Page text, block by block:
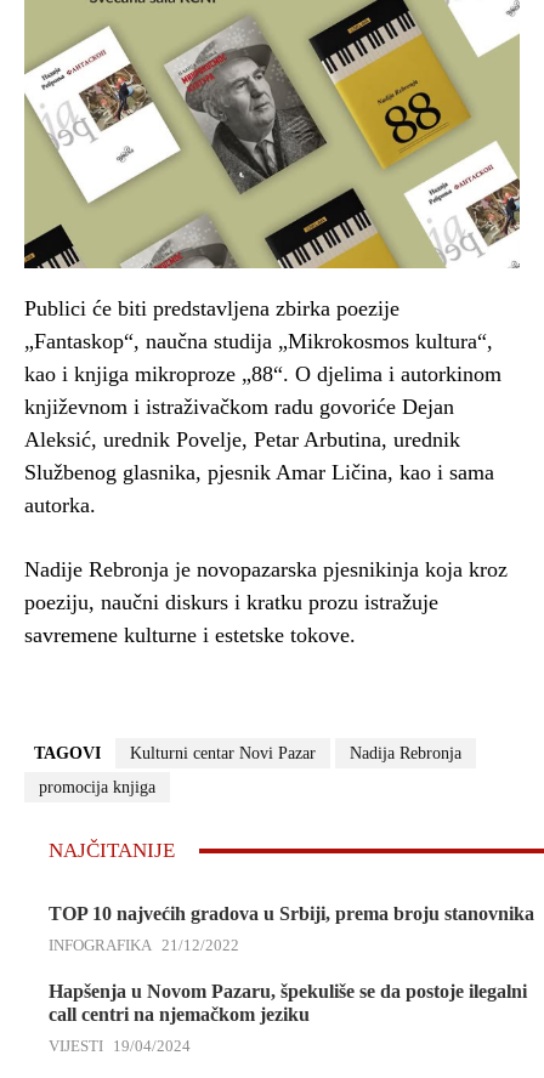
Publici će biti predstavljena zbirka poezije
„Fantaskop“, naučna studija „Mikrokosmos kultura“,
kao i knjiga mikroproze „88“. O djelima i autorkinom
književnom i istraživačkom radu govoriće Dejan
Aleksić, urednik Povelje, Petar Arbutina, urednik
Službenog glasnika, pjesnik Amar Ličina, kao i sama
autorka.
Nadije Rebronja je novopazarska pjesnikinja koja kroz
poeziju, naučni diskurs i kratku prozu istražuje
savremene kulturne i estetske tokove.
TAGOVI Kulturni centar Novi Pazar
Nadija Rebronja
promocija knjiga
NAJČITANIJE
TOP 10 najvećih gradova u Srbiji, prema broju stanovnika
INFOGRAFIKA 21/12/2022
Hapšenja u Novom Pazaru, špekuliše se da postoje ilegalni
call centri na njemačkom jeziku
VIJESTI 19/04/2024